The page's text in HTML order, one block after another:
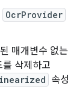
OcrProvider
매개변수 없는
를 삭제하고
속성